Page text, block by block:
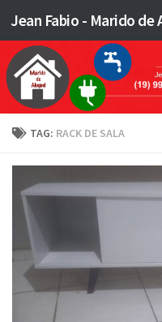
Skip to content
TAG: RACK DE SALA